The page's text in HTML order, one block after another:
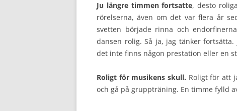
Ju längre timmen fortsatte, desto
rörelserna, även om det var flera år
svetten började rinna och
dansen rolig. Så ja, jag tänker
det inte finns någon prestation eller en
Roligt för musikens skull. Roligt för att
och gå på gruppträning. En timme fylld